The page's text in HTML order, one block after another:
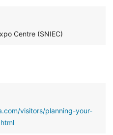
Centre (SNIEC)
visitors/planning-your-